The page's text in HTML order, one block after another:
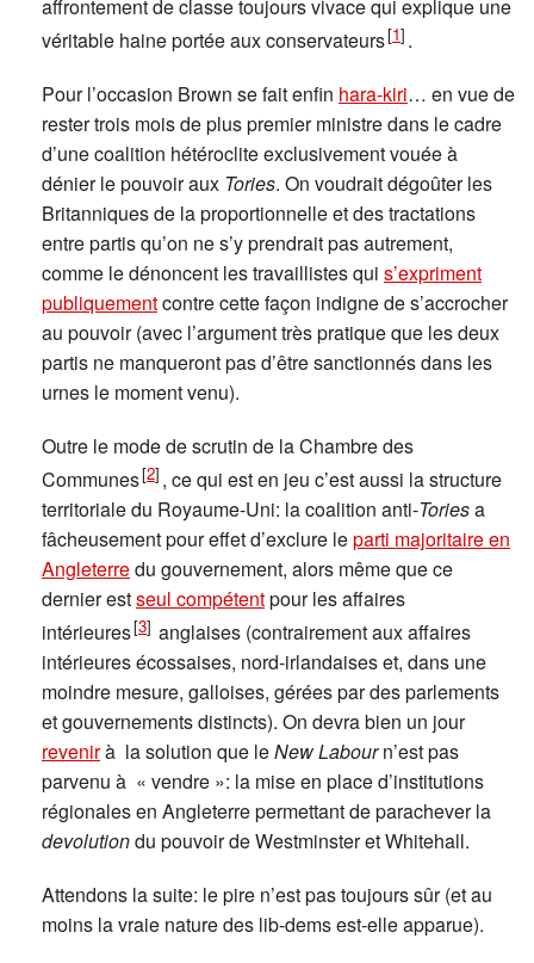
affrontement de classe toujours vivace qui explique une
véritable haine portée aux conservateurs[1] .
Pour l’occasion Brown se fait enfin hara-kiri… en vue de
rester trois mois de plus premier ministre dans le cadre
d’une coalition hétéroclite exclusivement vouée à
dénier le pouvoir aux Tories. On voudrait dégoûter les
Britanniques de la proportionnelle et des tractations
entre partis qu’on ne s’y prendrait pas autrement,
comme le dénoncent les travaillistes qui s’expriment
publiquementcontre cette façon indigne de s’accrocher
au pouvoir (avec l’argument très pratique que les deux
partis ne manqueront pas d’être sanctionnés dans les
urnes le moment venu).
Outre le mode de scrutin de la Chambre des
Communes[2] , ce qui est en jeu c’est aussi la structure
territoriale du Royaume-Uni: la coalition anti-Toriesa
fâcheusement pour effet d’exclure leparti majoritaire en
Angleterredu gouvernement, alors même que ce
dernier estseul compétentpour les affaires
intérieures[3] anglaises (contrairement aux affaires
intérieures écossaises, nord-irlandaises et, dans une
moindre mesure, galloises, gérées par des parlements
et gouvernements distincts). On devra bien un jour
revenirà la solution que leNew Labourn’est pas
parvenu à « vendre »: la mise en place d’institutions
régionales en Angleterre permettant de parachever la
devolutiondu pouvoir de Westminster et Whitehall.
Attendons la suite: le pire n’est pas toujours sûr (et au
moins la vraie nature des lib-dems est-elle apparue).